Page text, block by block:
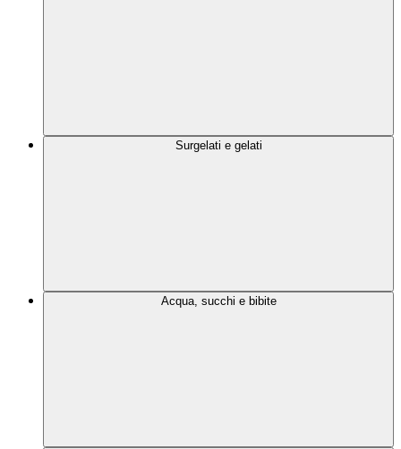
Surgelati e gelati
Acqua, succhi e bibite